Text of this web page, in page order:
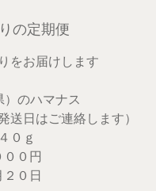
の定期便
をお届けします
）のハマナス
送日はご連絡します）
０ｇ
０円
０日